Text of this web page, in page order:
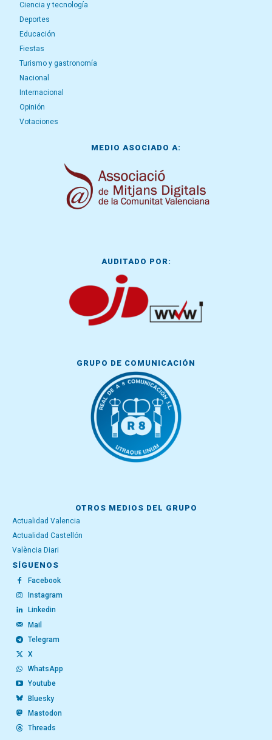
Ciencia y tecnología
Deportes
Educación
Fiestas
Turismo y gastronomía
Nacional
Internacional
Opinión
Votaciones
MEDIO ASOCIADO A:
AUDITADO POR:
GRUPO DE COMUNICACIÓN
OTROS MEDIOS DEL GRUPO
Actualidad Valencia
Actualidad Castellón
València Diari
SÍGUENOS
Facebook
Instagram
Linkedin
Mail
Telegram
X
WhatsApp
Youtube
Bluesky
Mastodon
Threads